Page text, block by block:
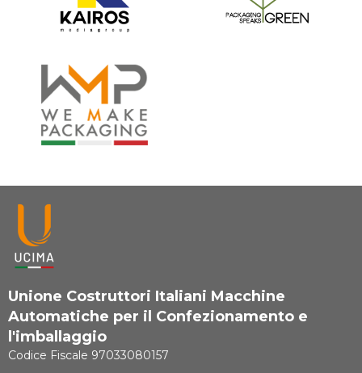
Unione Costruttori Italiani Macchine
Automatiche per il Confezionamento e
l'imballaggio
Codice Fiscale 97033080157